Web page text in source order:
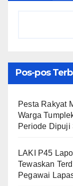
Pos-pos
​Pesta Rakyat
Warga
Periode Dipuji
LAKI P45
Tewaskan
Pegawai